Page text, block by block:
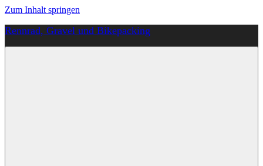
Zum Inhalt springen
Rennrad, Gravel und Bikepacking